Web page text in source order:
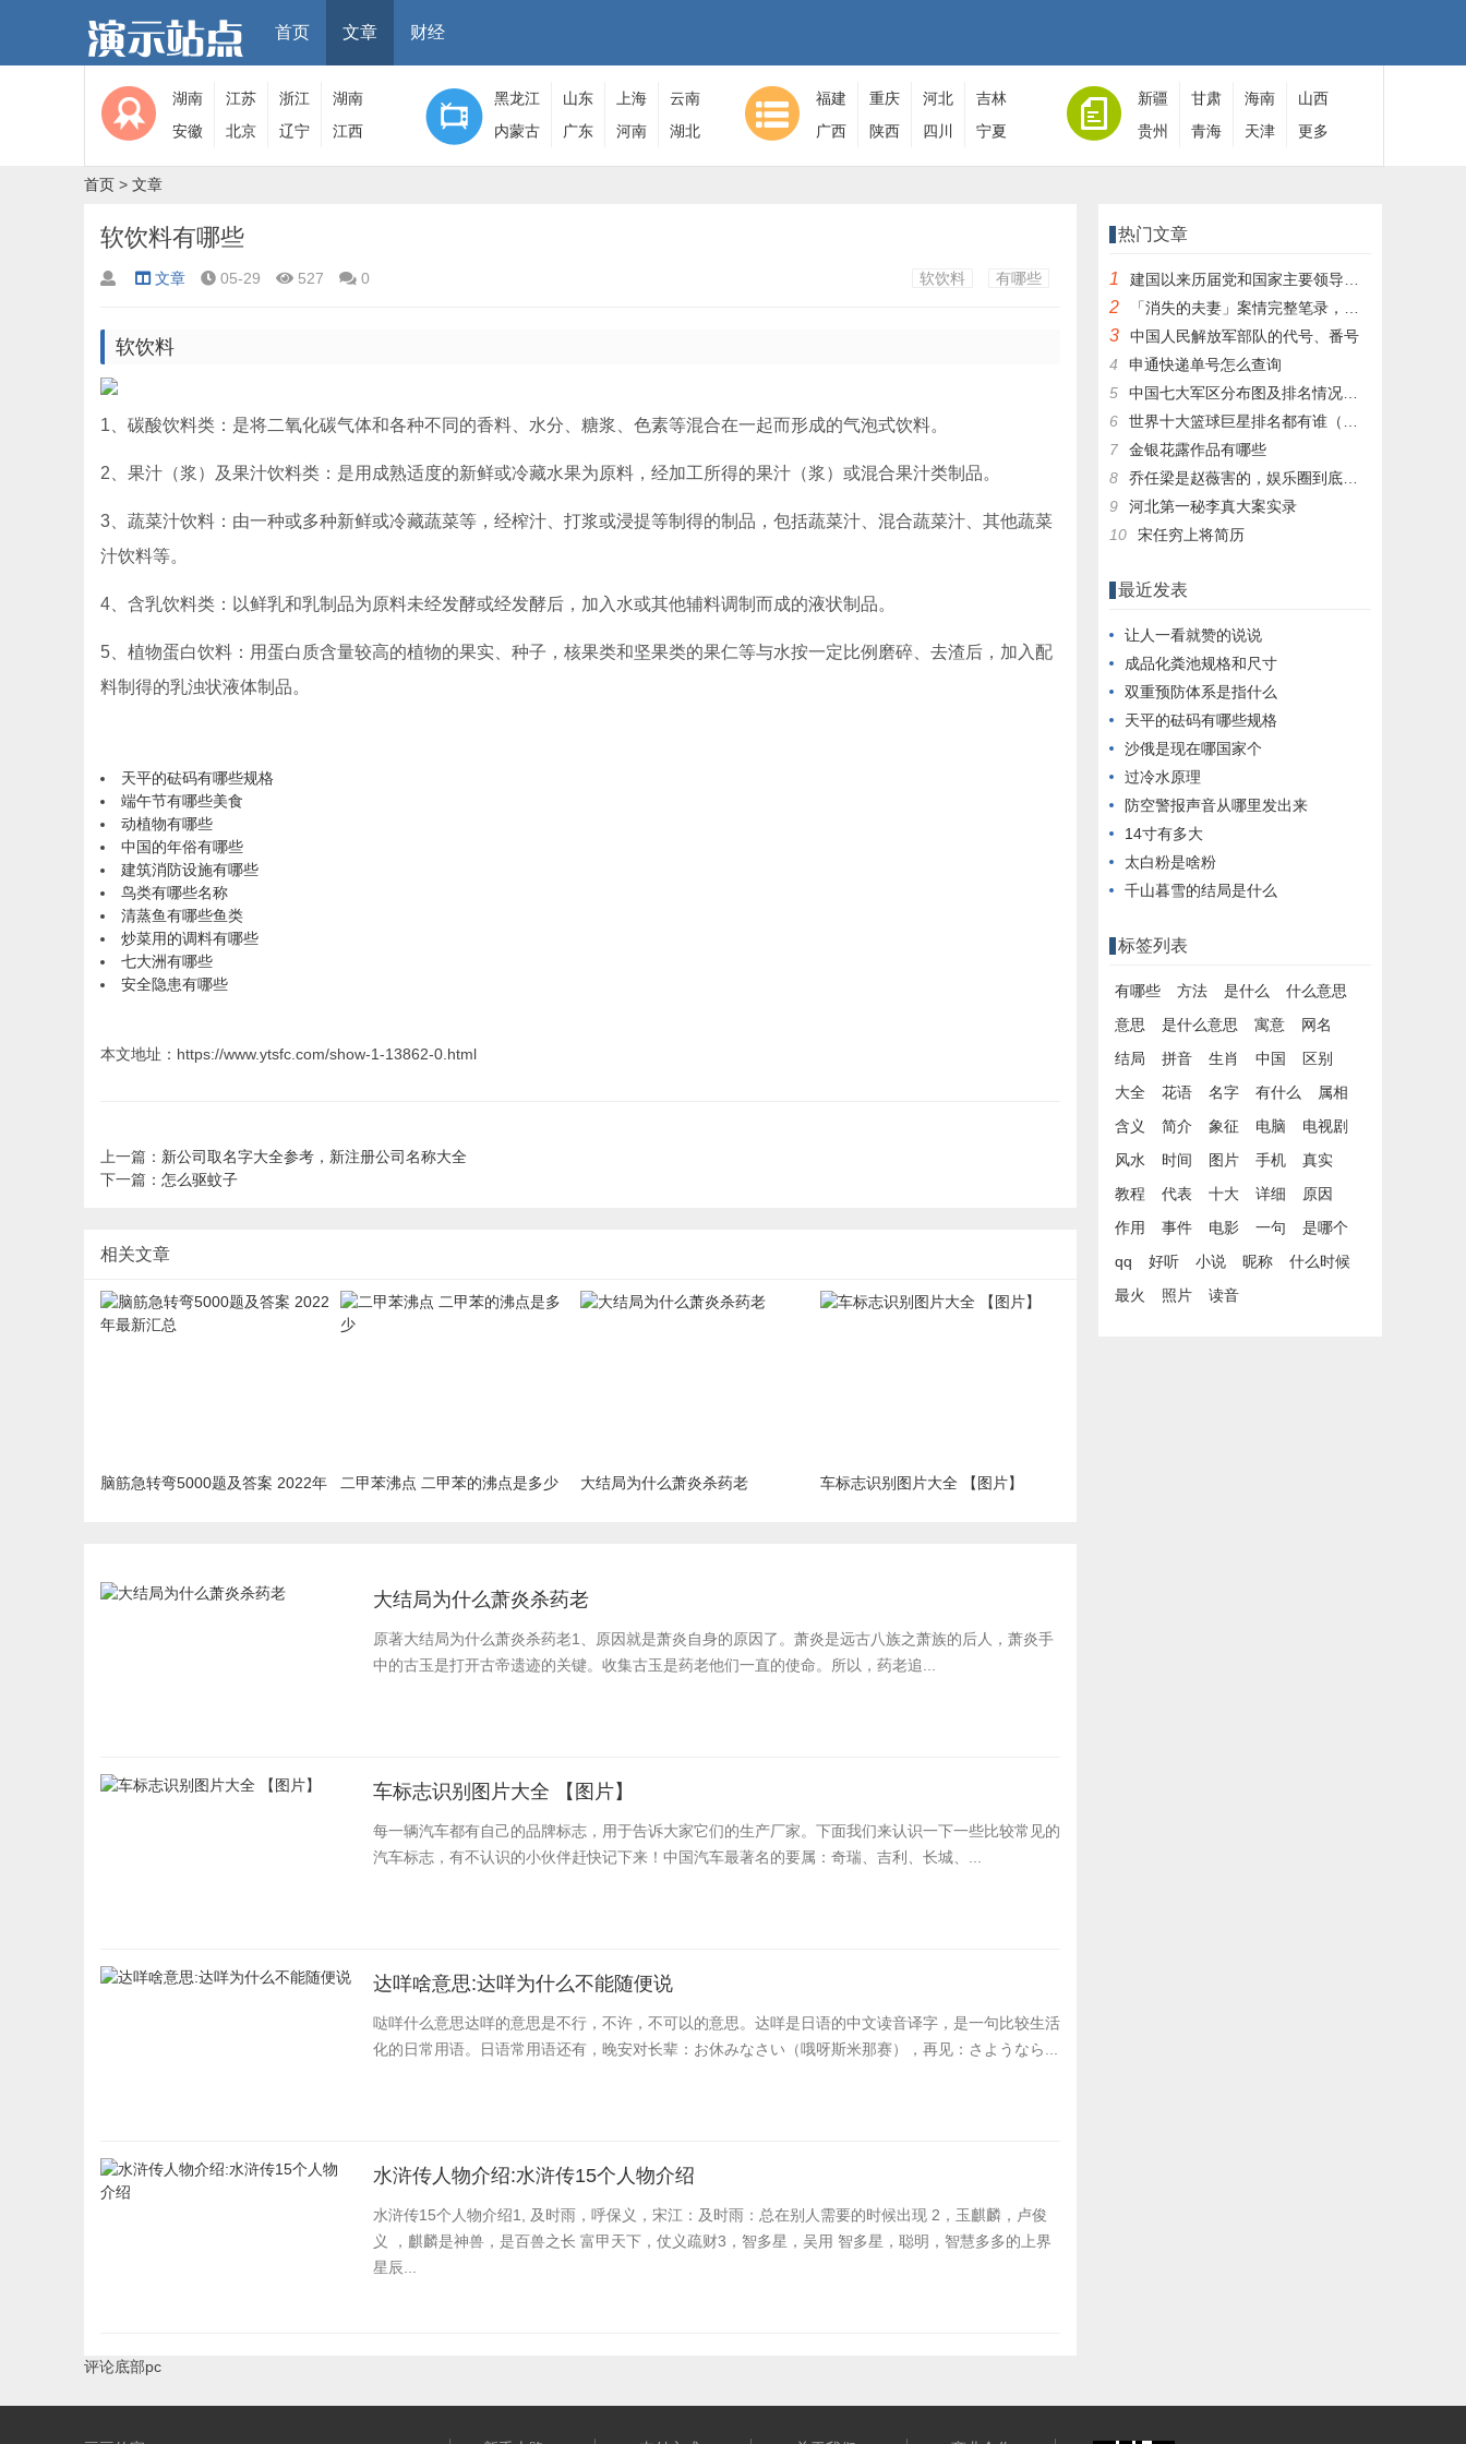
首页 文章 财经
湖南 江苏 浙江
湖南
安徽
北京 辽宁 江西
黑龙江 山东 上海
云南
内蒙古
广东 河南 湖北
福建 重庆 河北
吉林
广西
陕西 四川 宁夏
新疆 甘肃 海南
山西
贵州
青海 天津 更多
首页 > 文章
软饮料有哪些
文章 05-29 527 0 软饮料 有哪些
软饮料
1、碳酸饮料类：是将二氧化碳气体和各种不同的香料、水分、糖浆、色素等混合在一起而形成的气泡式饮料。
2、果汁（浆）及果汁饮料类：是用成熟适度的新鲜或冷藏水果为原料，经加工所得的果汁（浆）或混合果汁类制品。
3、蔬菜汁饮料：由一种或多种新鲜或冷藏蔬菜等，经榨汁、打浆或浸提等制得的制品，包括蔬菜汁、混合蔬菜汁、其他蔬菜
汁饮料等。
4、含乳饮料类：以鲜乳和乳制品为原料未经发酵或经发酵后，加入水或其他辅料调制而成的液状制品。
5、植物蛋白饮料：用蛋白质含量较高的植物的果实、种子，核果类和坚果类的果仁等与水按一定比例磨碎、去渣后，加入配
料制得的乳浊状液体制品。
天平的砝码有哪些规格
端午节有哪些美食
动植物有哪些
中国的年俗有哪些
建筑消防设施有哪些
鸟类有哪些名称
清蒸鱼有哪些鱼类
炒菜用的调料有哪些
七大洲有哪些
安全隐患有哪些
本文地址：https://www.ytsfc.com/show-1-13862-0.html
上一篇： 新公司取名字大全参考，新注册公司名称大全
下一篇： 怎么驱蚊子
相关文章
脑筋急转弯5000题及答案 2022年
二甲苯沸点 二甲苯的沸点是多少 大结局为什么萧炎杀药老 车标志识别图片大全 【图片】
大结局为什么萧炎杀药老
原著大结局为什么萧炎杀药老​1、原因就是萧炎自身的原因了。萧炎是远古八族之萧族的后人，萧炎手
中的古玉是打开古帝遗迹的关键。收集古玉是药老他们一直的使命。所以，药老追...
车标志识别图片大全 【图片】
每一辆汽车都有自己的品牌标志，用于告诉大家它们的生产厂家。下面我们来认识一下一些比较常见的
汽车标志，有不认识的小伙伴赶快记下来！中国汽车最著名的要属：奇瑞、吉利、长城、...
达咩啥意思:达咩为什么不能随便说
哒咩什么意思达咩的意思是不行，不许，不可以的意思。达咩是日语的中文读音译字，是一句比较生活
化的日常用语。日语常用语还有，晚安对长辈：お休みなさい（哦呀斯米那赛），再见：さようなら...
水浒传人物介绍:水浒传15个人物介绍
水浒传15个人物介绍1, 及时雨，呼保义，宋江：及时雨：总在别人需要的时候出现 2，玉麒麟，卢俊
义 ，麒麟是神兽，是百兽之长 富甲天下，仗义疏财3，智多星，吴用 智多星，聪明，智慧多多的上界
星辰...
评论底部pc
热门文章
1 建国以来历届党和国家主要领导人全名单
2 「消失的夫妻」案情完整笔录，凶手灭绝人性！|杀人狂魔004
3
中国人民解放军部队的代号、番号
4
申通快递单号怎么查询
5
中国七大军区分布图及排名情况详细解读！
6
世界十大篮球巨星排名都有谁（篮球排行榜前十名）
7
金银花露作品有哪些
8
乔任梁是赵薇害的，娱乐圈到底有多乱，昔日往事一件一件都被扒出，你是怎么
9
河北第一秘李真大案实录
10
宋任穷上将简历
最近发表
让人一看就赞的说说
成品化粪池规格和尺寸
双重预防体系是指什么
天平的砝码有哪些规格
沙俄是现在哪国家个
过冷水原理
防空警报声音从哪里发出来
14寸有多大
太白粉是啥粉
千山暮雪的结局是什么
标签列表
有哪些 方法 是什么
什么意思
意思
是什么意思 寓意
网名
结局
拼音 生肖 中国
区别
大全
花语 名字 有什么
属相
含义
简介 象征 电脑
电视剧
风水
时间 图片 手机
真实
教程
代表 十大 详细
原因
作用
事件 电影 一句
是哪个
qq
好听 小说 昵称
什么时候
最火
照片 读音